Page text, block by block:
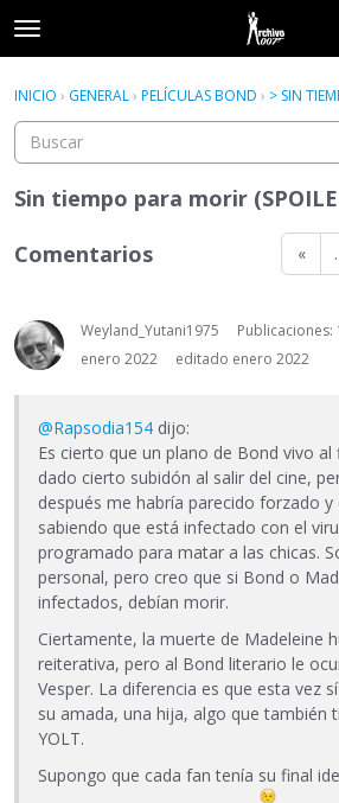
t
o
g
e
m
e
u
Acceder
Acceder Registrarse
INICIO › GENERAL› PELÍCULAS BOND › > SIN
Sin tiempo para morir
«
Comentarios
Weyland_Yutani1975
Publicaciones:
enero 2022
editado enero 2022
@Rapsodia154 dijo:
Es cierto que un plano de Bond vivo al
dado cierto subidón al salir del cine,
después me habría parecido forzado
sabiendo que está infectado con el
programado para matar a las chicas.
personal, pero creo que si Bond o
infectados, debían morir.
Ciertamente, la muerte de Madeleine
reiterativa, pero al Bond literario le
Vesper. La diferencia es que esta vez
su amada, una hija, algo que también
YOLT.
Supongo que cada fan tenía su final